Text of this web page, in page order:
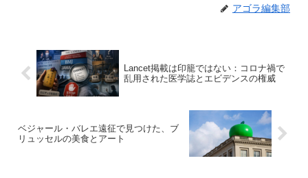
アゴラ編集部
Lancet掲載は印籠ではない：コロナ禍で
乱用された医学誌とエビデンスの権威
ベジャール・バレエ遠征で見つけた、ブ
リュッセルの美食とアート